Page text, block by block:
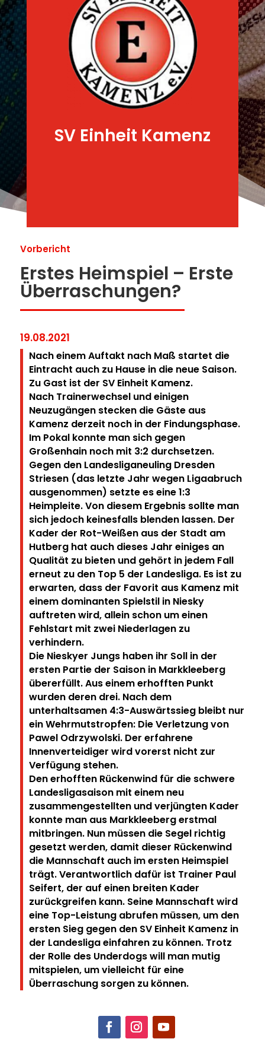
SV Einheit Kamenz
Vorbericht
Erstes Heimspiel – Erste
Überraschungen?
19.08.2021
Nach einem Auftakt nach Maß startet die
Eintracht auch zu Hause in die neue Saison.
Zu Gast ist der SV Einheit Kamenz.
Nach Trainerwechsel und einigen
Neuzugängen stecken die Gäste aus
Kamenz derzeit noch in der Findungsphase.
Im Pokal konnte man sich gegen
Großenhain noch mit 3:2 durchsetzen.
Gegen den Landesliganeuling Dresden
Striesen (das letzte Jahr wegen Ligaabruch
ausgenommen) setzte es eine 1:3
Heimpleite. Von diesem Ergebnis sollte man
sich jedoch keinesfalls blenden lassen. Der
Kader der Rot-Weißen aus der Stadt am
Hutberg hat auch dieses Jahr einiges an
Qualität zu bieten und gehört in jedem Fall
erneut zu den Top 5 der Landesliga. Es ist zu
erwarten, dass der Favorit aus Kamenz mit
einem dominanten Spielstil in Niesky
auftreten wird, allein schon um einen
Fehlstart mit zwei Niederlagen zu
verhindern.
Die Nieskyer Jungs haben ihr Soll in der
ersten Partie der Saison in Markkleeberg
übererfüllt. Aus einem erhofften Punkt
wurden deren drei. Nach dem
unterhaltsamen 4:3-Auswärtssieg bleibt nur
ein Wehrmutstropfen: Die Verletzung von
Pawel Odrzywolski. Der erfahrene
Innenverteidiger wird vorerst nicht zur
Verfügung stehen.
Den erhofften Rückenwind für die schwere
Landesligasaison mit einem neu
zusammengestellten und verjüngten Kader
konnte man aus Markkleeberg erstmal
mitbringen. Nun müssen die Segel richtig
gesetzt werden, damit dieser Rückenwind
die Mannschaft auch im ersten Heimspiel
trägt. Verantwortlich dafür ist Trainer Paul
Seifert, der auf einen breiten Kader
zurückgreifen kann. Seine Mannschaft wird
eine Top-Leistung abrufen müssen, um den
ersten Sieg gegen den SV Einheit Kamenz in
der Landesliga einfahren zu können. Trotz
der Rolle des Underdogs will man mutig
mitspielen, um vielleicht für eine
Überraschung sorgen zu können.